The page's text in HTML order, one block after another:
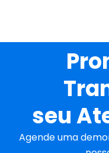
seu
Agende uma